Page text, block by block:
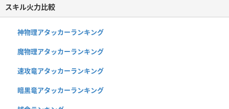
スキル火力比較
神物理アタッカーランキング
魔物理アタッカーランキング
速攻竜アタッカーランキング
暗黒竜アタッカーランキング